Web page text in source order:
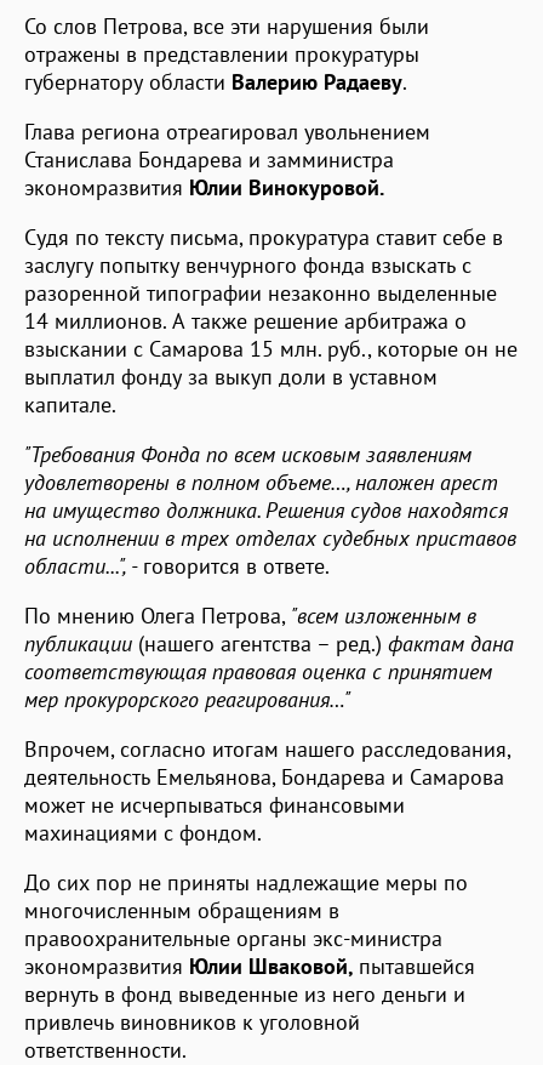
Со слов Петрова, все эти нарушения были
отражены в представлении прокуратуры
губернатору области Валерию Радаеву.
Глава региона отреагировал увольнением
Станислава Бондарева и замминистра
экономразвития Юлии Винокуровой.
Судя по тексту письма, прокуратура ставит себе в
заслугу попытку венчурного фонда взыскать с
разоренной типографии незаконно выделенные
14 миллионов. А также решение арбитража о
взыскании с Самарова 15 млн. руб., которые он не
выплатил фонду за выкуп доли в уставном
капитале.
"Требования Фонда по всем исковым заявлениям
удовлетворены в полном объеме…, наложен арест
на имущество должника. Решения судов находятся
на исполнении в трех отделах судебных приставов
области...", - говорится в ответе.
По мнению Олега Петрова, "всем изложенным в
публикации (нашего агентства – ред.) фактам дана
соответствующая правовая оценка с принятием
мер прокурорского реагирования…"
Впрочем, согласно итогам нашего расследования,
деятельность Емельянова, Бондарева и Самарова
может не исчерпываться финансовыми
махинациями с фондом.
До сих пор не приняты надлежащие меры по
многочисленным обращениям в
правоохранительные органы экс-министра
экономразвития Юлии Шваковой, пытавшейся
вернуть в фонд выведенные из него деньги и
привлечь виновников к уголовной
ответственности.